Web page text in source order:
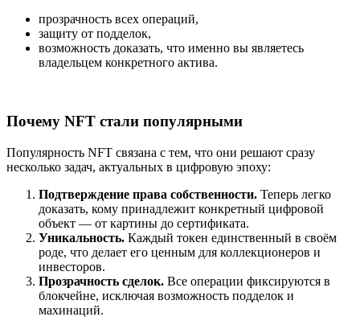
прозрачность всех операций,
защиту от подделок,
возможность доказать, что именно вы являетесь
владельцем конкретного актива.
Почему NFT стали популярными
Популярность NFT связана с тем, что они решают сразу
несколько задач, актуальных в цифровую эпоху:
Подтверждение права собственности. Теперь легко
доказать, кому принадлежит конкретный цифровой
объект — от картины до сертификата.
Уникальность. Каждый токен единственный в своём
роде, что делает его ценным для коллекционеров и
инвесторов.
Прозрачность сделок. Все операции фиксируются в
блокчейне, исключая возможность подделок и
махинаций.